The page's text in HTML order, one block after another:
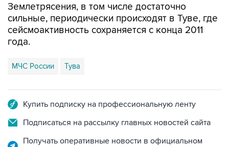
Землетрясения, в том числе достаточно
сильные, периодически происходят в Туве, где
сейсмоактивность сохраняется с конца 2011
года.
МЧС России Тува
Купить подписку на профессиональную ленту
Подписаться на рассылку главных новостей сайта
Получать оперативные новости в официальном